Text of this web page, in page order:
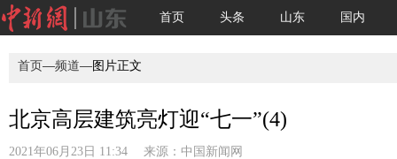
首页 头条 山东 国内
首页—频道—图片正文
北京高层建筑亮灯迎“七一”(4)
2021年06月23日 11:34 来源： 中国新闻网